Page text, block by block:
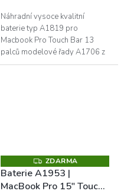
Náhradní vysoce kvalitní
baterie typ A1819 pro
Macbook Pro Touch Bar 13
palců modelové řady A1706 z
roků Late 2016 a Mid 2017.
Z
D
A
R
ZDARMA
Baterie A1953 |
MacBook Pro 15" Touch